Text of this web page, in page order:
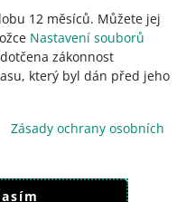
12 měsíců. Můžete jej
Nastavení souborů
zákonnost
který byl dán před jeho
Zásady ochrany osobních